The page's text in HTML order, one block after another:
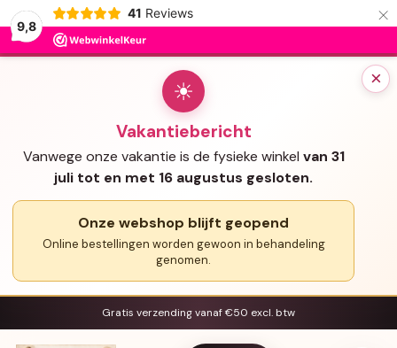
9,8
41 Reviews ×
×
☀
Vakantiebericht
Vanwege onze vakantie is de fysieke winkel van 31
juli tot en met 16 augustus gesloten.
Onze webshop blijft geopend
Online bestellingen worden gewoon in behandeling
genomen.
Gratis verzending vanaf €50 excl. btw